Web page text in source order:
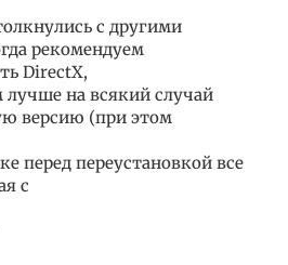
с другими
рекомендуем
DirectX,
лучше на всякий случай
версию (при этом
перед переустановкой все
с